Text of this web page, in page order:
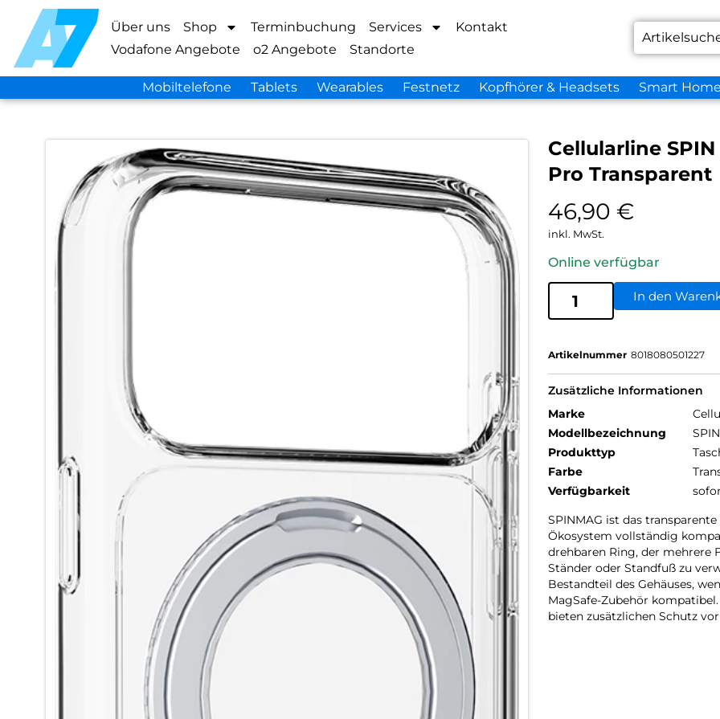
Über uns Shop Terminbuchung Services
Kontakt
Vodafone Angebote
o2 Angebote Standorte
Mobiltelefone Tablets Wearables Festnetz Kopfhörer & Headsets Smart
Cellularline
Pro Transparent
46,90 €
inkl. MwSt.
Online verfügbar
In den
Artikelnummer 8018080501227
Zusätzliche Informationen
Marke
Modellbezeichnung
Produkttyp
Farbe
Verfügbarkeit
SPINMAG ist das
Ökosystem vollständig
drehbaren Ring, der mehrere
Ständer oder Standfuß zu
Bestandteil des Gehäuses,
MagSafe-Zubehör
bieten zusätzlichen Schutz